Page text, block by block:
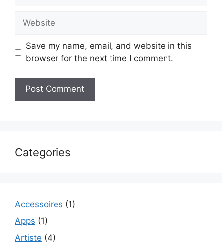
Website
Save my name, email, and website in this
browser for the next time I comment.
Categories
Accessoires (1)
Apps (1)
Artiste (4)